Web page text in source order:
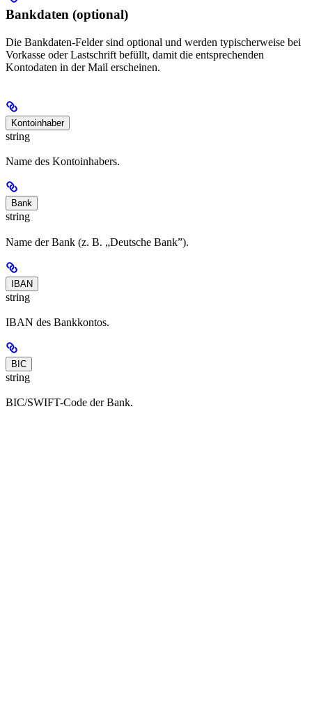
Bankdaten (optional)
Die Bankdaten-Felder sind optional und werden typischerweise bei
Vorkasse oder Lastschrift befüllt, damit die entsprechenden
Kontodaten in der Mail erscheinen.
Kontoinhaber
string
Name des Kontoinhabers.
Bank
string
Name der Bank (z. B. „Deutsche Bank”).
IBAN
string
IBAN des Bankkontos.
BIC
string
BIC/SWIFT-Code der Bank.